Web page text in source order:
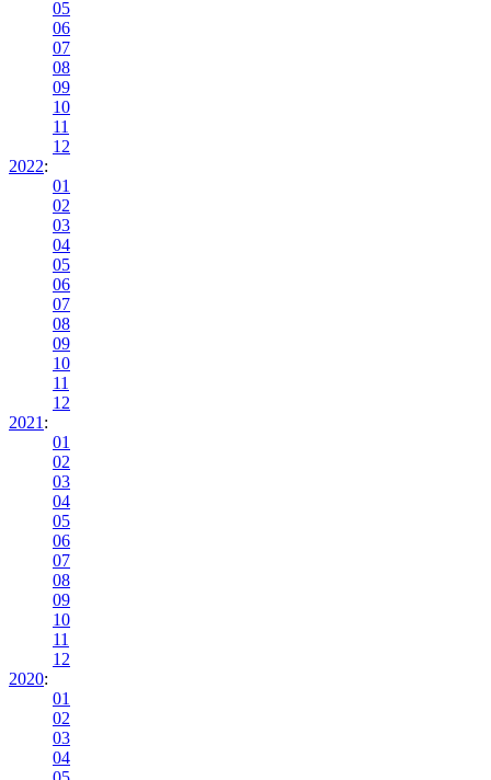
05
06
07
08
09
10
11
12
2022:
01
02
03
04
05
06
07
08
09
10
11
12
2021 :
01
02
03
04
05
06
07
08
09
10
11
12
2020:
01
02
03
04